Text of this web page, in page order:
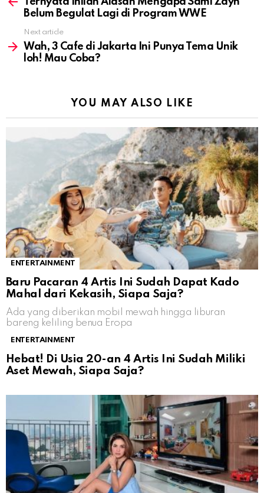
Belum Begulat Lagi di Program WWE
Next article
Wah, 3 Cafe di Jakarta Ini Punya Tema Unik
loh! Mau Coba?
YOU MAY ALSO LIKE
ENTERTAINMENT
Baru Pacaran 4 Artis Ini Sudah Dapat Kado
Mahal dari Kekasih, Siapa Saja?
Ada yang diberikan mobil mewah hingga liburan
bareng keliling benua Eropa
ENTERTAINMENT
Hebat! Di Usia 20-an 4 Artis Ini Sudah Miliki
Aset Mewah, Siapa Saja?